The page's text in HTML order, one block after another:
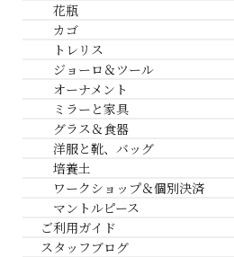
花瓶
カゴ
トレリス
ジョーロ＆ツール
オーナメント
ミラーと家具
グラス＆食器
洋服と靴、バッグ
培養土
ワークショップ＆個別決済
マントルピース
ご利用ガイド
スタッフブログ